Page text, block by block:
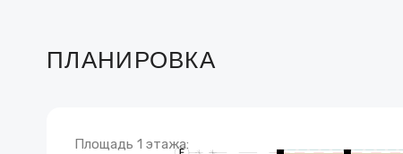
ПЛАНИРОВКА
Площадь 1 этажа: